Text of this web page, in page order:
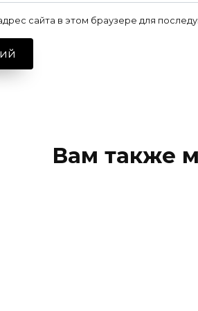
сайта в этом браузере для
Вам также